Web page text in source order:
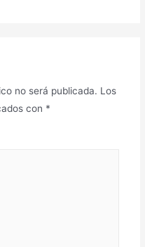
no será publicada. Los
con *